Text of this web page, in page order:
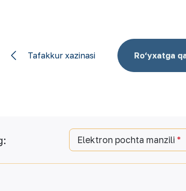
Tafakkur xazinasi Ro‘yxatga
Elektron pochta manzili